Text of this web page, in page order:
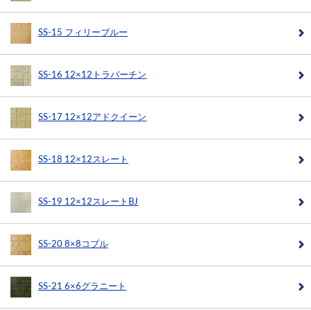
SS-15 フィリーブルー
SS-16 12×12トラバーチン
SS-17 12×12アドクイーン
SS-18 12×12スレート
SS-19 12×12スレートBJ
SS-20 8×8コブル
SS-21 6×6グラニート